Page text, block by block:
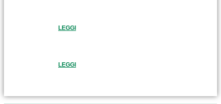
LEGGI
LEGGI